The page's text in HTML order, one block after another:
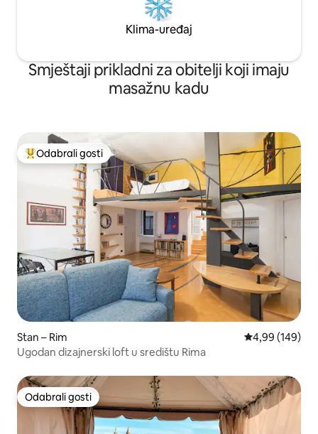
Klima-uređaj
Smještaji prikladni za obitelji koji imaju
masažnu kadu
Među najviše rangiranima s oznakom „Odabrali gosti”
Odabrali gosti
Stan – Rim Prosječna
4,99 (149)
Ugodan dizajnerski loft u središtu Rima
Odabrali gosti
Odabrali gosti